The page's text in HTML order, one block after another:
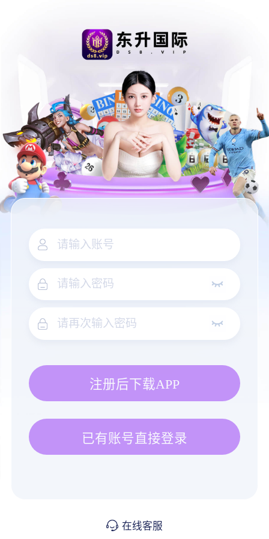
注册后下载APP
已有账号直接登录
在线客服